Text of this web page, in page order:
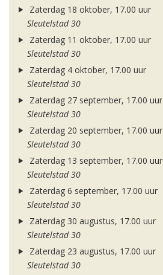
Zaterdag 18 oktober, 17.00 uur
Sleutelstad 30
Zaterdag 11 oktober, 17.00 uur
Sleutelstad 30
Zaterdag 4 oktober, 17.00 uur
Sleutelstad 30
Zaterdag 27 september, 17.00 uur
Sleutelstad 30
Zaterdag 20 september, 17.00 uur
Sleutelstad 30
Zaterdag 13 september, 17.00 uur
Sleutelstad 30
Zaterdag 6 september, 17.00 uur
Sleutelstad 30
Zaterdag 30 augustus, 17.00 uur
Sleutelstad 30
Zaterdag 23 augustus, 17.00 uur
Sleutelstad 30